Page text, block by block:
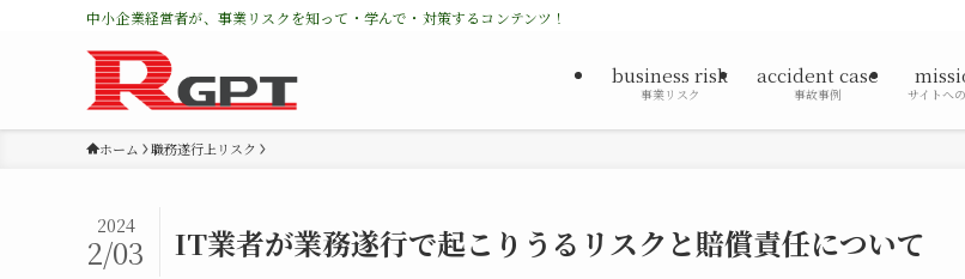
中小企業経営者が、事業リスクを知って・学んで・対策するコンテンツ！
business risk
事業リスク
accident case
事故事例 サイトへ
ホーム 職務遂行上リスク
IT業者が業務遂行で起こりうるリスクと賠償責任について
2024
2/03